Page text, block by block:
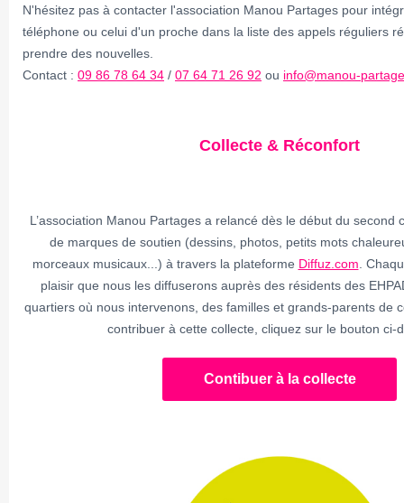
N'hésitez pas à contacter l'association Manou Partages pour
téléphone ou celui d'un proche dans la liste des appels réguliers
prendre des nouvelles.
Contact : 09 86 78 64 34 / 07 64 71 26 92 ou info@manou-
Collecte & Réconfort
L’association Manou Partages a relancé dès le début du second
de marques de soutien (dessins, photos, petits mots
morceaux musicaux...) à travers la plateforme Diffuz.com .
plaisir que nous les diffuserons auprès des résidents des
quartiers où nous intervenons, des familles et grands-parents de
contribuer à cette collecte, cliquez sur le bouton ci-
Contibuer à la collecte